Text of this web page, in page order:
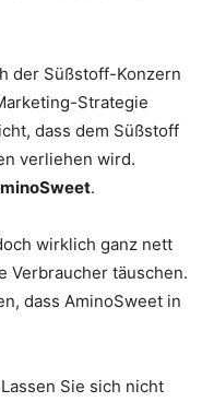
der Süßstoff-Konzern
Strategie
dass dem Süßstoff
verliehen wird.
.
wirklich ganz nett
Verbraucher täuschen.
dass AminoSweet in
Sie sich nicht